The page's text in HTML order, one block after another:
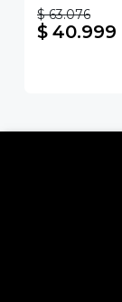
$ 63.076
$ 40.999